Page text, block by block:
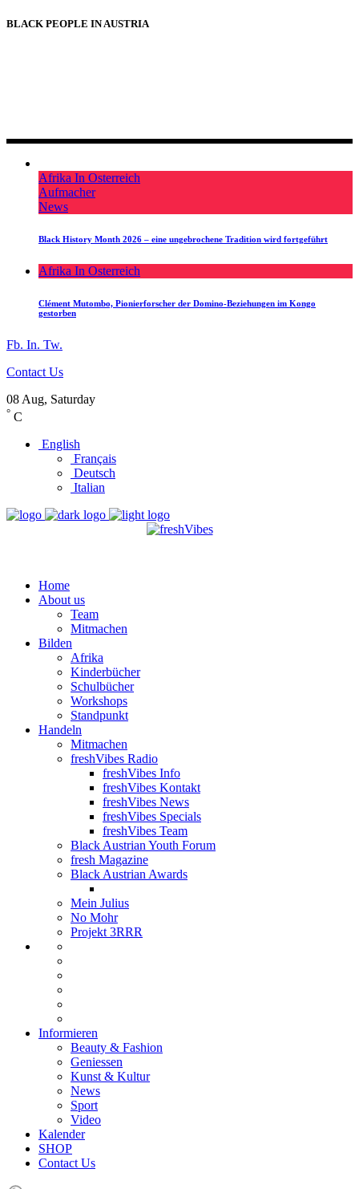
BLACK PEOPLE IN AUSTRIA
Afrika In Osterreich
Aufmacher
News
Black History Month 2026 – eine ungebrochene Tradition wird fortgeführt
Afrika In Osterreich
Clément Mutombo, Pionierforscher der Domino-Beziehungen im Kongo
gestorben
Fb. In. Tw.
Contact Us
08 Aug, Saturday
° C
English
Français
Deutsch
Italian
Home
About us
Team
Mitmachen
Bilden
Afrika
Kinderbücher
Schulbücher
Workshops
Standpunkt
Handeln
Mitmachen
freshVibes Radio
freshVibes Info
freshVibes Kontakt
freshVibes News
freshVibes Specials
freshVibes Team
Black Austrian Youth Forum
fresh Magazine
Black Austrian Awards
Mein Julius
No Mohr
Projekt 3RRR
Informieren
Beauty & Fashion
Geniessen
Kunst & Kultur
News
Sport
Video
Kalender
SHOP
Contact Us